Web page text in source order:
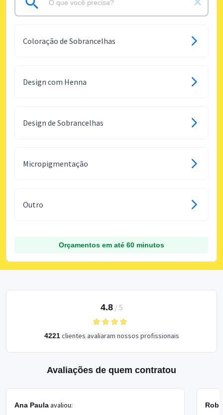
Coloração de Sobrancelhas
Design com Henna
Design de Sobrancelhas
Micropigmentação
Outro
Orçamentos em até 60 minutos
4.8/ 5
4221clientes avaliaram nossos profissionais
Avaliações de quem contratou
Ana Paulaavaliou: